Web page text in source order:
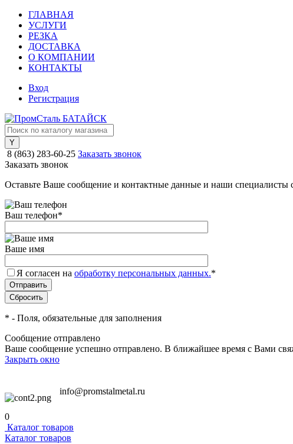
ГЛАВНАЯ
УСЛУГИ
РЕЗКА
ДОСТАВКА
О КОМПАНИИ
КОНТАКТЫ
Вход
Регистрация
8 (863) 283-60-25 Заказать звонок
Заказать звонок
Оставьте Ваше сообщение и контактные данные и наши
Ваш телефон*
Ваше имя
Я согласен на обработку персональных данных.*
* - Поля, обязательные для заполнения
Сообщение отправлено
Ваше сообщение успешно отправлено. В ближайшее время с Вами
Закрыть окно
info@promstalmetal.ru
0
Каталог товаров
Каталог товаров